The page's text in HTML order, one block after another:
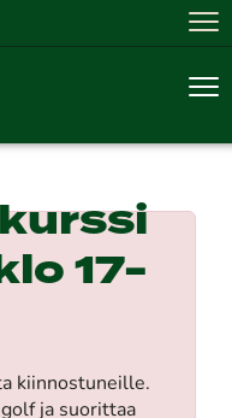
17-
kiinnostuneille.
ja suorittaa